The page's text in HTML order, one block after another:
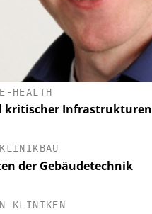
E-HEALTH
kritischer Infrastrukturen
KLINIKBAU
der Gebäudetechnik
KLINIKEN